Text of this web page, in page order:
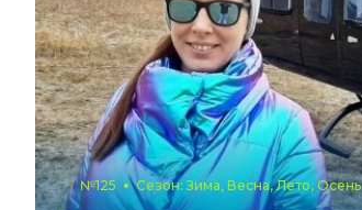
№125 Сезон: Зима, Весна, Лето, Осень